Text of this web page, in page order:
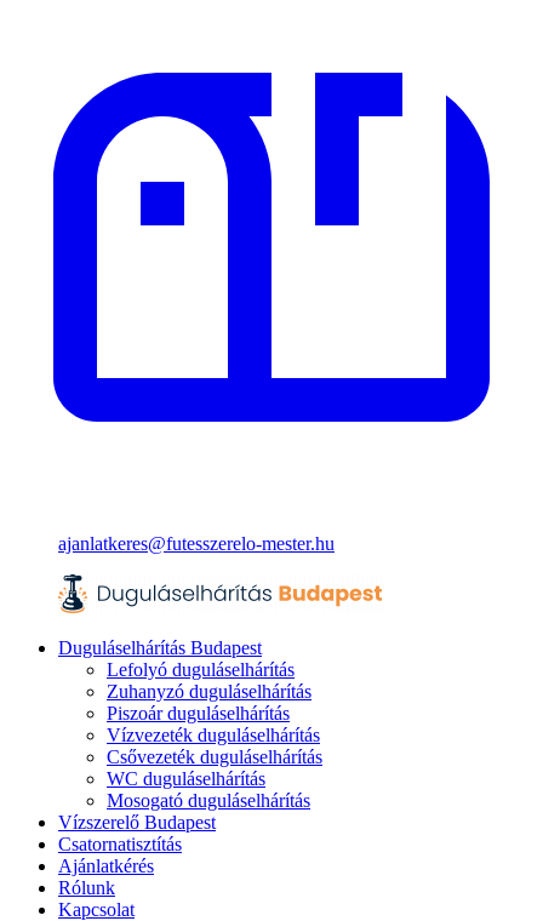
ajanlatkeres@futesszerelo-mester.hu
Duguláselhárítás Budapest
Lefolyó duguláselhárítás
Zuhanyzó duguláselhárítás
Piszoár duguláselhárítás
Vízvezeték duguláselhárítás
Csővezeték duguláselhárítás
WC duguláselhárítás
Mosogató duguláselhárítás
Vízszerelő Budapest
Csatornatisztítás
Ajánlatkérés
Rólunk
Kapcsolat